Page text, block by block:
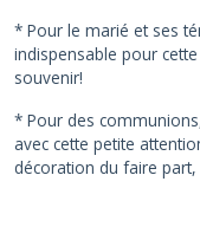
* Pour le marié et ses
indispensable pour
souvenir!
* Pour des
avec cette petite
décoration du faire